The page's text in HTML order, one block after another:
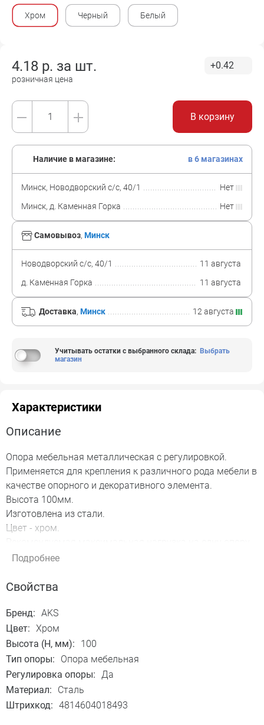
Хром Черный Белый
4.18 р. за шт.
розничная цена
+0.42
В корзину
Самовывоз, Минск
Новодворский с/с, 40/1
11 августа
д. Каменная Горка
11 августа
Доставка, Минск 12 августа
Наличие в магазине: в 6 магазинах
Минск, Новодворский с/с, 40/1
Нет
Минск, д. Каменная Горка
Нет
Учитывать остатки с выбранного склада: Выбрать
магазин
Характеристики
Описание
Опора мебельная металлическая с регулировкой.
Применяется для крепления к различного рода мебели в
качестве опорного и декоративного элемента.
Высота 100мм.
Изготовлена из стали.
Цвет - хром.
50кг.
Подробнее
Свойства
Бренд: AKS
Цвет: Хром
Высота (H, мм):
100
Тип опоры:
Опора мебельная
Регулировка опоры: Да
Материал:
Сталь
Штрихкод: 4814604018493